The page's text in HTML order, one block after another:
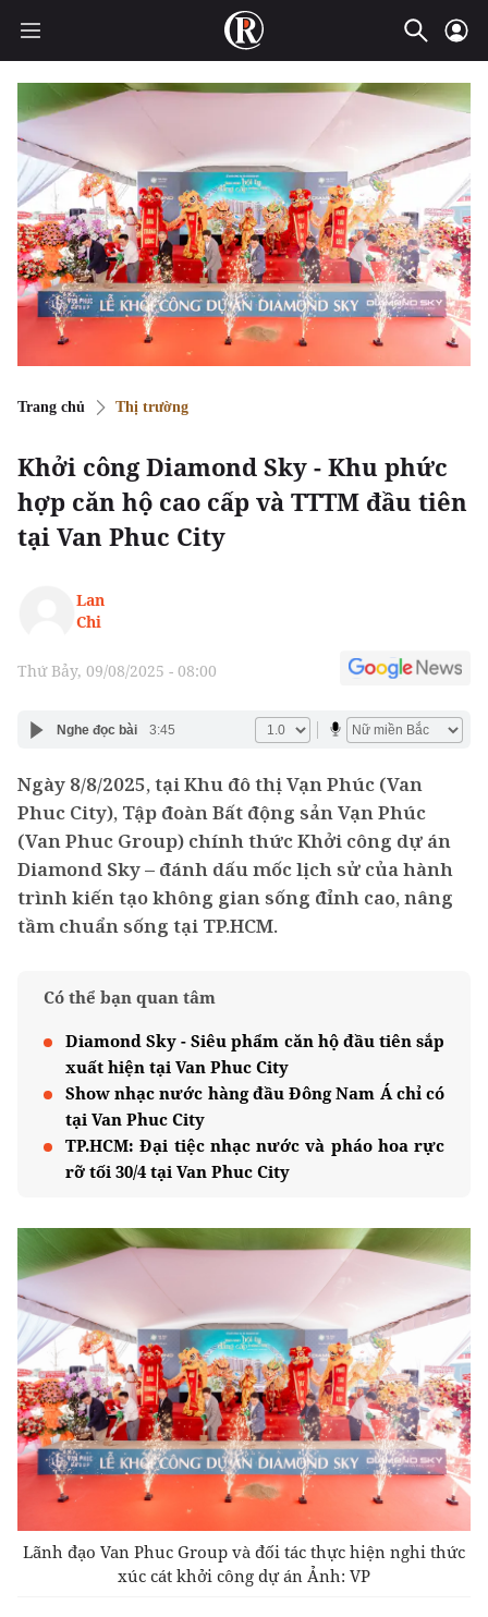
Trang chủ Thị trường
Khởi công Diamond Sky - Khu phức
hợp căn hộ cao cấp và TTTM đầu tiên
tại Van Phuc City
Lan
Chi
Thứ Bảy, 09/08/2025 - 08:00
Nghe đọc bài 3:45
Ngày 8/8/2025, tại Khu đô thị Vạn Phúc (Van
Phuc City), Tập đoàn Bất động sản Vạn Phúc
(Van Phuc Group) chính thức Khởi công dự án
Diamond Sky – đánh dấu mốc lịch sử của hành
trình kiến tạo không gian sống đỉnh cao, nâng
tầm chuẩn sống tại TP.HCM.
Có thể bạn quan tâm
Diamond Sky - Siêu phẩm căn hộ đầu tiên sắp
xuất hiện tại Van Phuc City
Show nhạc nước hàng đầu Đông Nam Á chỉ có
tại Van Phuc City
TP.HCM: Đại tiệc nhạc nước và pháo hoa rực
rỡ tối 30/4 tại Van Phuc City
Lãnh đạo Van Phuc Group và đối tác thực hiện nghi thức
xúc cát khởi công dự án Ảnh: VP